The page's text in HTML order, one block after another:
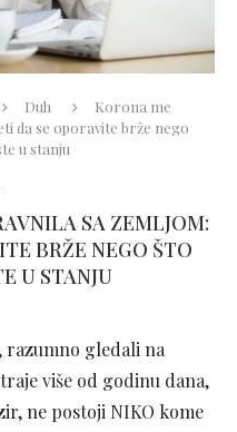
Duh
Korona me
da se oporavite brže nego
u stanju
SA ZEMLJOM:
BRŽE NEGO ŠTO
U STANJU
razumno gledali na
više od godinu dana,
ne postoji NIKO kome